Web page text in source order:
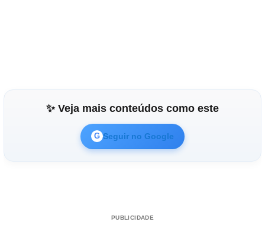
✨ Veja mais conteúdos como este
G Seguir no Google
PUBLICIDADE